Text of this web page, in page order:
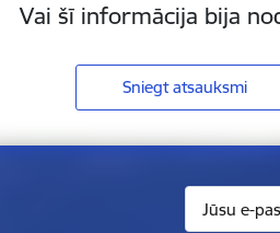
Vai šī informācija bija
Sniegt atsauksmi